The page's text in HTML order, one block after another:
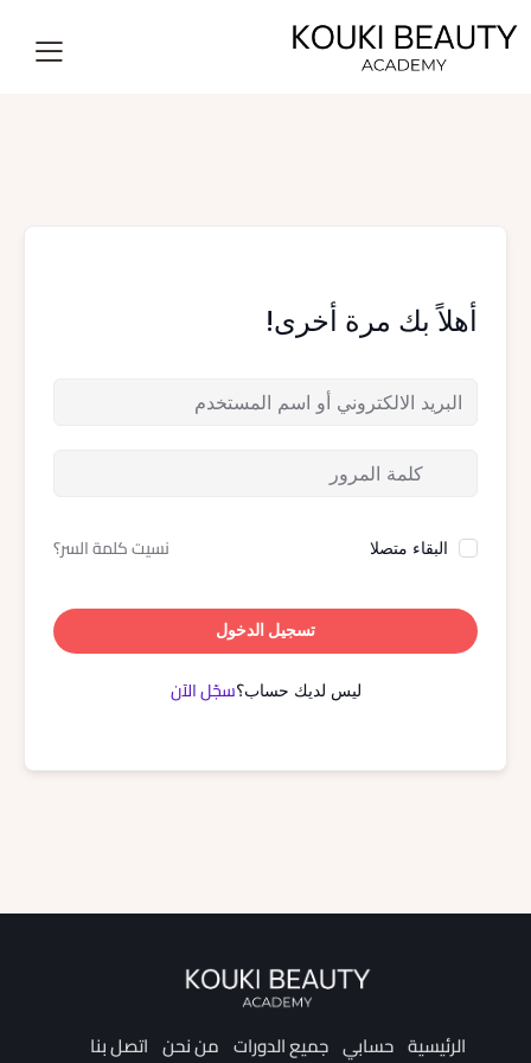
أهلاً بك مرة أخرى!
البقاء متصلا نسيت كلمة السر؟
تسجيل الدخول
ليس لديك حساب؟سجّل الآن
الرئيسية حسابي جميع الدورات من نحن اتصل بنا